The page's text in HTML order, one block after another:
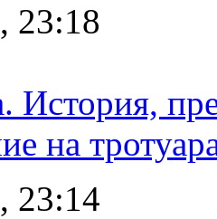
23:18
История,
на
23:14